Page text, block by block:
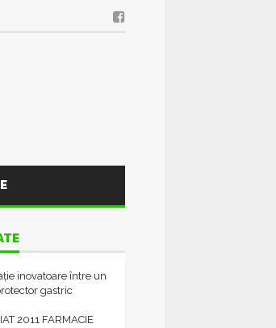
inovatoare între un
gastric
2011 FARMACIE